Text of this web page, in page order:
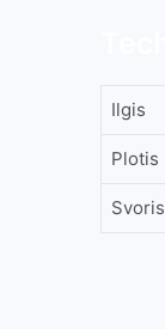
Ilgis
Plotis
Svoris